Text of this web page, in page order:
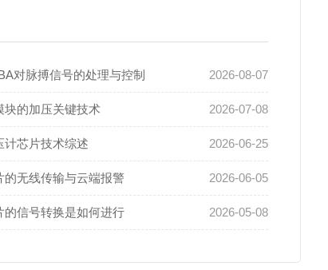
2026-08-07
对脉搏信号的处理与控制
2026-07-08
块的加压关键技术
2026-06-25
计芯片技术综述
2026-06-05
的无线传输与云端报警
2026-05-08
的信号转换是如何进行